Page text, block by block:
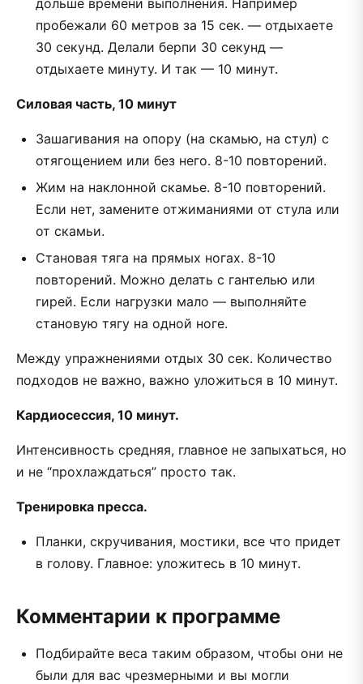
пробежали 60 метров за 15 сек. — отдыхаете
30 секунд. Делали берпи 30 секунд —
отдыхаете минуту. И так — 10 минут.
Силовая часть, 10 минут
Зашагивания на опору (на скамью, на стул) с
отягощением или без него. 8-10 повторений.
Жим на наклонной скамье. 8-10 повторений.
Если нет, замените отжиманиями от стула или
от скамьи.
Становая тяга на прямых ногах. 8-10
повторений. Можно делать с гантелью или
гирей. Если нагрузки мало — выполняйте
становую тягу на одной ноге.
Между упражнениями отдых 30 сек. Количество
подходов не важно, важно уложиться в 10 минут.
Кардиосессия, 10 минут.
Интенсивность средняя, главное не запыхаться, но
и не “прохлаждаться” просто так.
Тренировка пресса.
Планки, скручивания, мостики, все что придет
в голову. Главное: уложитесь в 10 минут.
Комментарии к программе
Подбирайте веса таким образом, чтобы они не
были для вас чрезмерными и вы могли